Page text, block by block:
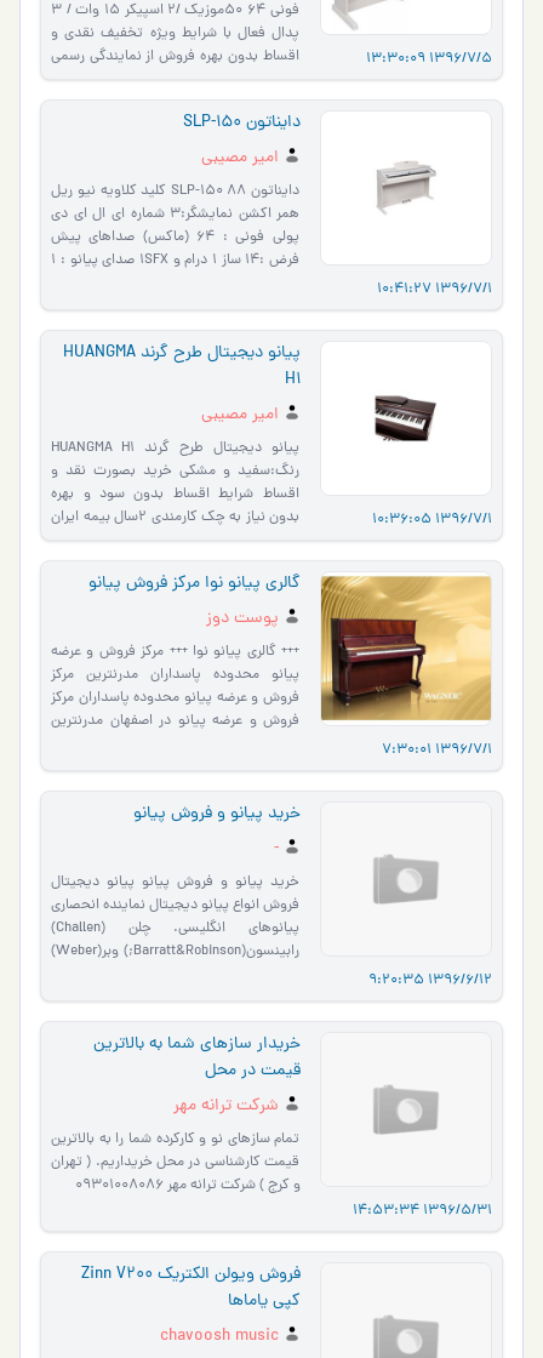
1396/7/5 13:30:09
فونی 64 50موزیک /2 اسپیکر 15 وات / 3
پدال فعال با شرایط ویژه تخفیف نقدی و
اقساط بدون بهره فروش از نمایندگی رسمی
دایناتون کره در ایران ب�…
1396/7/1 10:41:27
دايناتون SLP-150
امیر مصیبی
دايناتون SLP-150 88 کليد کلاويه نيو ريل
همر اکشن نمايشگر:3 شماره اي ال اي دي
پولي فوني : 64 (ماکس) صداهاي پيش
فرض :14 ساز 1 درام و 1SFX صداي پيانو : 1
1396/7/1 10:36:05
پیانو دیجیتال طرح گرند HUANGMA
H1
امیر مصیبی
پیانو دیجیتال طرح گرند HUANGMA H1
رنگ:سفید و مشکی خرید بصورت نقد و
اقساط شرایط اقساط بدون سود و بهره
بدون نیاز به چک کارمندی ۲سال بیمه ایران
۲ سال ضمانت نامه بهمراه سن…
1396/7/1 7:30:01
گالری پیانو نوا مرکز فروش پیانو
پوست دوز
+++ گالری پیانو نوا +++ مرکز فروش و عرضه
پیانو محدوده پاسداران مدرنترین مرکز
فروش و عرضه پیانو محدوده پاسداران مرکز
فروش و عرضه پیانو در اصفهان مدرنترین
1396/6/12 9:20:35
خرید پیانو و فروش پیانو
-
خرید پیانو و فروش پیانو پیانو دیجیتال
فروش انواع پیانو دیجیتال نماینده انحصاری
پیانوهای انگلیسی. چلن (Challen)
رابینسون(Barratt&Robinson;) وبر(Weber)
1396/5/31 14:53:34
خریدار سازهای شما به بالاترین
قیمت در محل
شرکت ترانه مهر
تمام سازهای نو و کارکرده شما را به بالاترین
قیمت کارشناسی در محل خریداریم. ( تهران
و کرج ) شرکت ترانه مهر 09301008086
فروش ویولن الکتریک Zinn V200
کپی یاماها
chavoosh music